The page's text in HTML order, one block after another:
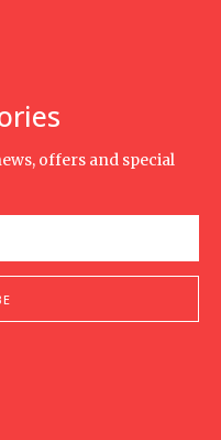
offers and special